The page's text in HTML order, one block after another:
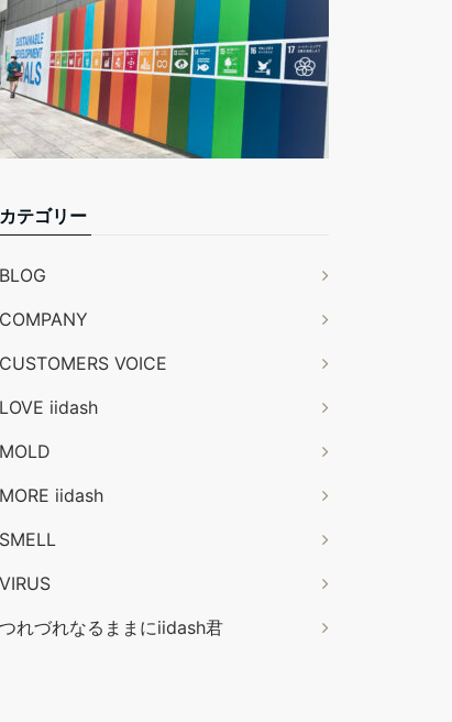
カテゴリー
BLOG
COMPANY
CUSTOMERS VOICE
LOVE iidash
MOLD
MORE iidash
SMELL
VIRUS
つれづれなるままにiidash君